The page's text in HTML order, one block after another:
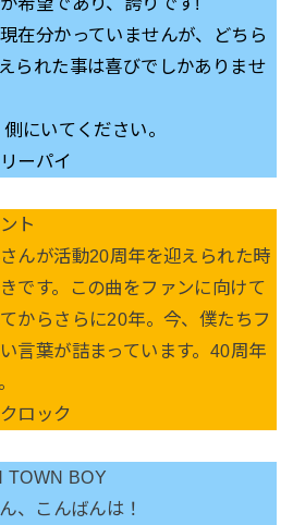
在分かっていませんが、どちら
られた事は喜びでしかありませ
にいてください。
ーパイ
ト
んが活動20周年を迎えられた時
です。この曲をファンに向けて
からさらに20年。今、僕たちフ
言葉が詰まっています。40周年
ロック
TOWN BOY
、こんばんは！